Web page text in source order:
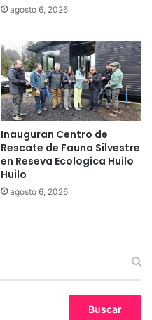
agosto 6, 2026
Inauguran Centro de
Rescate de Fauna Silvestre
en Reseva Ecologica Huilo
Huilo
agosto 6, 2026